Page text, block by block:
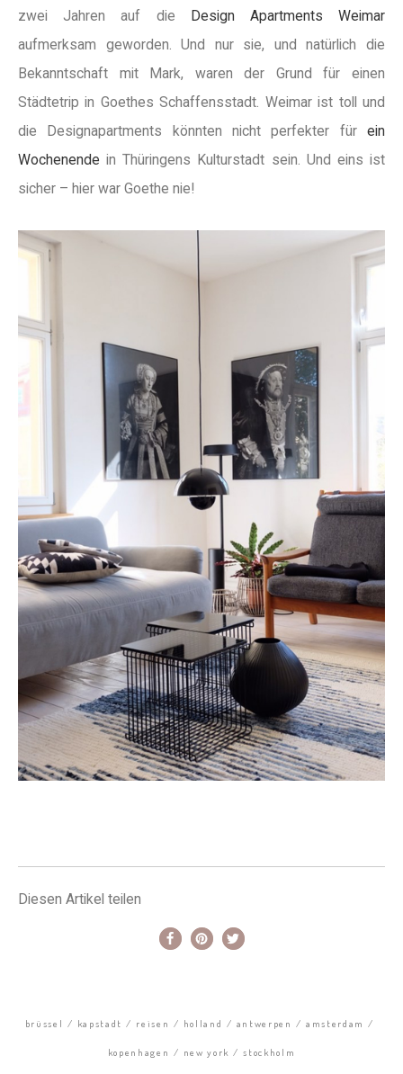
zwei Jahren auf die Design Apartments Weimar
aufmerksam geworden. Und nur sie, und natürlich die
Bekanntschaft mit Mark, waren der Grund für einen
Städtetrip in Goethes Schaffensstadt. Weimar ist toll und
die Designapartments könnten nicht perfekter für ein
Wochenende in Thüringens Kulturstadt sein. Und eins ist
sicher – hier war Goethe nie!
Diesen Artikel teilen
brüssel kapstadt reisen holland antwerpen amsterdam
kopenhagen new york stockholm